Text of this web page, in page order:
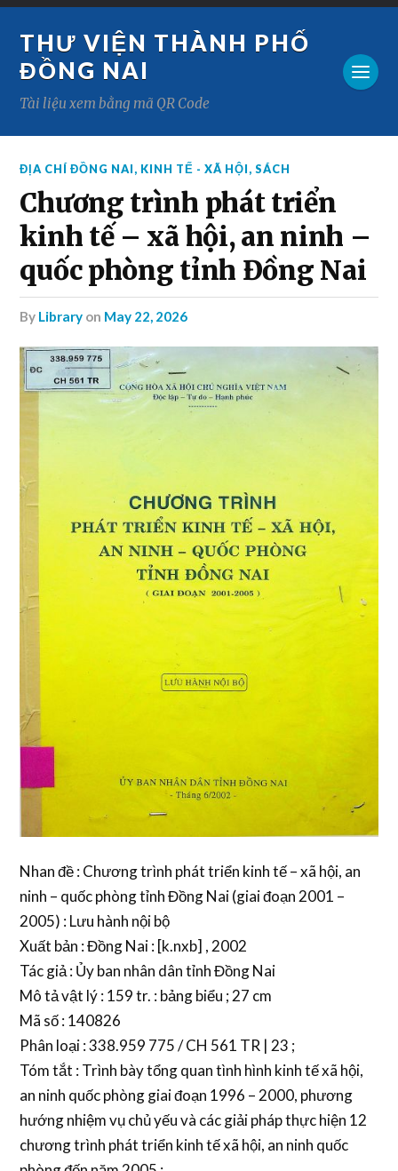
THƯ VIỆN THÀNH PHỐ
ĐỒNG NAI
Tài liệu xem bằng mã QR Code
ĐỊA CHÍ ĐỒNG NAI, KINH TẾ - XÃ HỘI,SÁCH
Chương trình phát triển
kinh tế – xã hội, an ninh –
quốc phòng tỉnh Đồng Nai
by Library on May 22, 2026
Nhan đề : Chương trình phát triển kinh tế – xã hội, an
ninh – quốc phòng tỉnh Đồng Nai (giai đoạn 2001 –
2005) : Lưu hành nội bộ
Xuất bản : Đồng Nai : [k.nxb] , 2002
Tác giả : Ủy ban nhân dân tỉnh Đồng Nai
Mô tả vật lý : 159 tr. : bảng biểu ; 27 cm
Mã số : 140826
Phân loại : 338.959 775 / CH 561 TR | 23 ;
Tóm tắt : Trình bày tổng quan tình hình kinh tế xã hội,
an ninh quốc phòng giai đoạn 1996 – 2000, phương
hướng nhiệm vụ chủ yếu và các giải pháp thực hiện 12
chương trình phát triển kinh tế xã hội, an ninh quốc